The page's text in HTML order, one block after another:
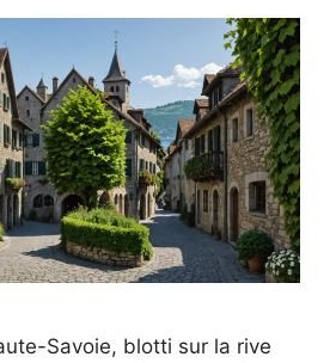
Savoie, blotti sur la rive